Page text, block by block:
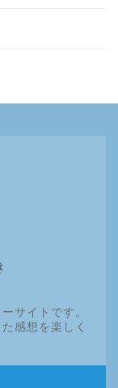
サイトです。
感想を楽しく